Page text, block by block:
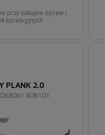
przy zakupie opraw i
korekcyjnych
808101
PLANK 2.0